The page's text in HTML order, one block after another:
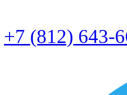
+7 (812) 643-